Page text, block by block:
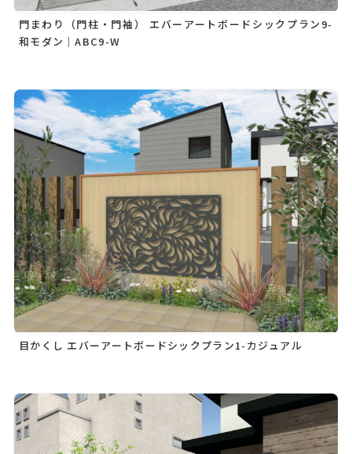
門まわり（門柱・門袖） エバーアートボードシックプラン9-
和モダン｜ABC9-W
目かくし エバーアートボードシックプラン1-カジュアル